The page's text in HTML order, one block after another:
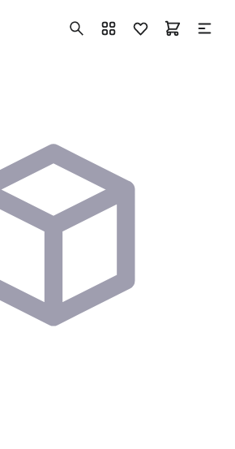
+7 ( 705 ) 181-42-50
info@vetervremeni.kz
Авторизация
Каталог
Мужские часы